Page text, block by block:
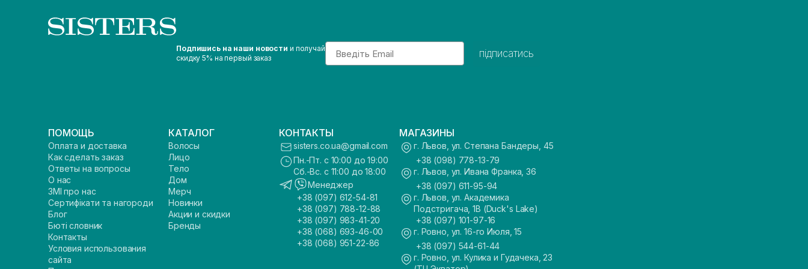
Подпишись на наши новости и получай
скидку 5% на первый заказ
Email
підписатись
ПОМОЩЬ
Оплата и доставка
Как сделать заказ
Ответы на вопросы
О нас
ЗМІ про нас
Сертифікати та нагороди
Блог
Бюті словник
Контакты
Условия использования
сайта
КАТАЛОГ
Волосы
Лицо
Тело
Дом
Мерч
Новинки
Акции и скидки
Бренды
КОНТАКТЫ
sisters.co.ua@gmail.com
Пн.-Пт. с 10:00 до 19:00
Сб.-Вс. с 11:00 до 18:00
Менеджер
+38 (097) 612-54-81
+38 (097) 788-12-88
+38 (097) 983-41-20
+38 (068) 693-46-00
+38 (068) 951-22-86
МАГАЗИНЫ
г. Львов, ул. Степана Бандеры, 45
+38 (098) 778-13-79
г. Львов, ул. Ивана Франка, 36
+38 (097) 611-95-94
г. Львов, ул. Академика
Подстригача, 1В (Duck's Lake)
+38 (097) 101-97-16
г. Ровно, ул. 16-го Июля, 15
+38 (097) 544-61-44
г. Ровно, ул. Кулика и Гудачека, 23